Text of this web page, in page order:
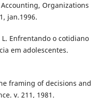
Organizations
jan.1996.
L. Enfrentando o cotidiano
em adolescentes.
framing of decisions and
v. 211, 1981.